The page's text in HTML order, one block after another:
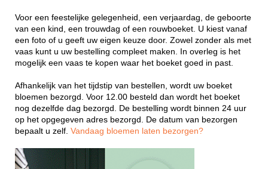
Voor een feestelijke gelegenheid, een verjaardag, de geboorte
van een kind, een trouwdag of een rouwboeket. U kiest vanaf
een foto of u geeft uw eigen keuze door. Zowel zonder als met
vaas kunt u uw bestelling compleet maken. In overleg is het
mogelijk een vaas te kopen waar het boeket goed in past.
Afhankelijk van het tijdstip van bestellen, wordt uw boeket
bloemen bezorgd. Voor 12.00 besteld dan wordt het boeket
nog dezelfde dag bezorgd. De bestelling wordt binnen 24 uur
op het opgegeven adres bezorgd. De datum van bezorgen
bepaalt u zelf. Vandaag bloemen laten bezorgen?